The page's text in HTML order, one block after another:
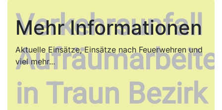
Mehr Informationen
Aktuelle Einsätze, Einsätze nach Feuerwehren und
viel mehr...